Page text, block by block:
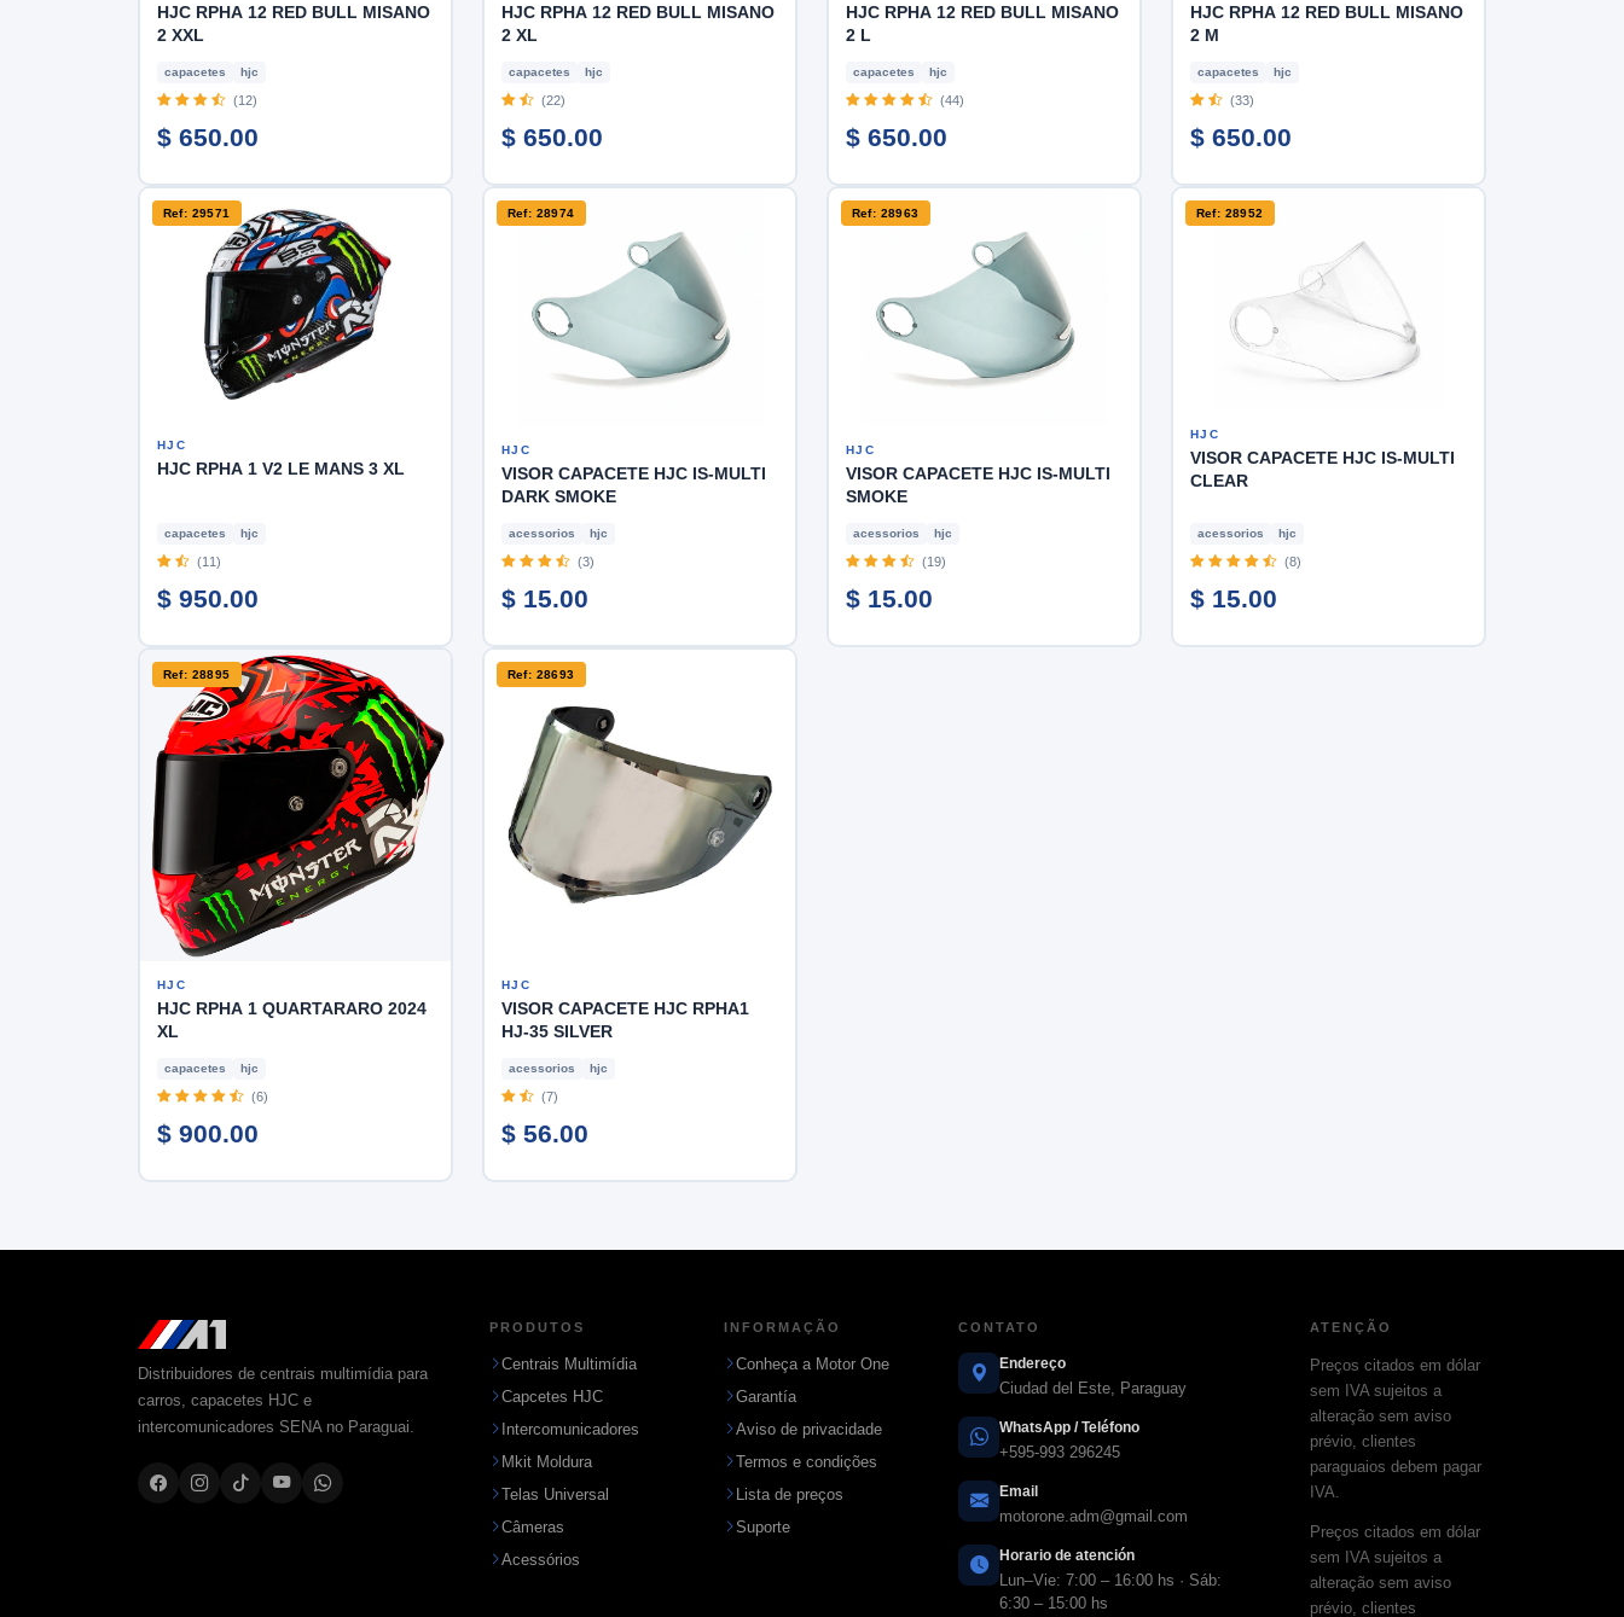
HJC RPHA 12 RED BULL MISANO
2 XXL
capacetes hjc
(12)
$ 650.00
HJC RPHA 12 RED BULL MISANO
2 XL
capacetes hjc
(22)
$ 650.00
HJC RPHA 12 RED BULL MISANO
2 L
capacetes hjc
(44)
$ 650.00
HJC RPHA 12 RED BULL MISANO
2 M
capacetes hjc
(33)
$ 650.00
Ref: 29571
HJC
HJC RPHA 1 V2 LE MANS 3 XL
capacetes hjc
(11)
$ 950.00
Ref: 28974
HJC
VISOR CAPACETE HJC IS-MULTI
DARK SMOKE
acessorios hjc
(3)
$ 15.00
Ref: 28963
HJC
VISOR CAPACETE HJC IS-MULTI
SMOKE
acessorios hjc
(19)
$ 15.00
Ref: 28952
HJC
VISOR CAPACETE HJC IS-MULTI
CLEAR
acessorios hjc
(8)
$ 15.00
Ref: 28895
HJC
HJC RPHA 1 QUARTARARO 2024
XL
capacetes hjc
(6)
$ 900.00
Ref: 28693
HJC
VISOR CAPACETE HJC RPHA1
HJ-35 SILVER
acessorios hjc
(7)
$ 56.00
Distribuidores de centrais multimídia para
carros, capacetes HJC e
intercomunicadores SENA no Paraguai.
PRODUTOS
Centrais Multimídia
Capcetes HJC
Intercomunicadores
Mkit Moldura
Telas Universal
Câmeras
Acessórios
INFORMAÇÃO
Conheça a Motor One
Garantía
Aviso de privacidade
Termos e condições
Lista de preços
Suporte
CONTATO
Endereço
Ciudad del Este, Paraguay
WhatsApp / Teléfono
+595-993 296245
Email
motorone.adm@gmail.com
Horario de atención
Lun–Vie: 7:00 – 16:00 hs · Sáb:
6:30 – 15:00 hs
ATENÇÃO
Preços citados em dólar
sem IVA sujeitos a
alteração sem aviso
prévio, clientes
paraguaios debem pagar
IVA.
Preços citados em dólar
sem IVA sujeitos a
alteração sem aviso
prévio, clientes